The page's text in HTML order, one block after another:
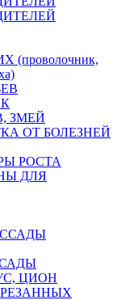
ЗМЕЙ
ОТ БОЛЕЗНЕЙ
РОСТА
ДЛЯ
ЦИОН